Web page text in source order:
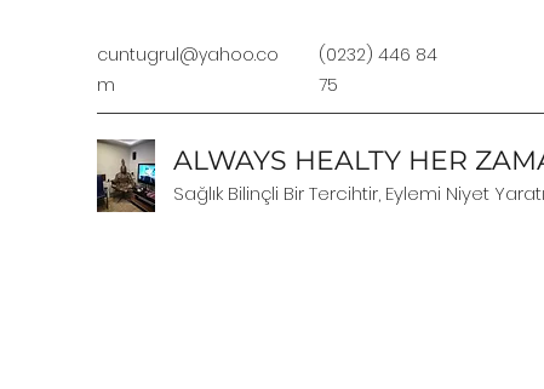
cuntugrul@yahoo.co
m
(0232) 446 84
75
ALWAYS HEALTY HER
Sağlık Bilinçli Bir Tercihtir, Eylemi Niyet